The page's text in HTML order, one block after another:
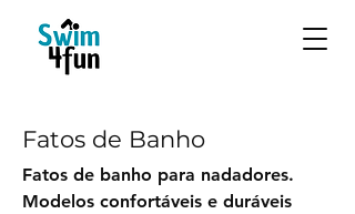
Fatos de Banho
Fatos de banho para nadadores.
Modelos confortáveis e duráveis